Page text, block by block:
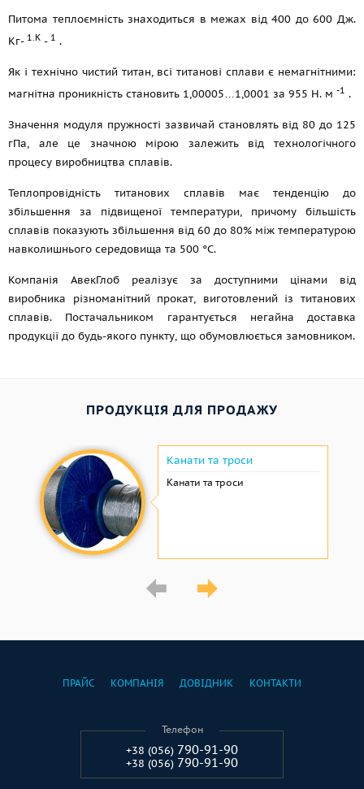
Питома теплоємність знаходиться в межах від 400 до 600 Дж.
Кг- 1.K - 1 .
Як і технічно чистий титан, всі титанові сплави є немагнітними:
магнітна проникність становить 1,00005…1,0001 за 955 H. м -1 .
Значення модуля пружності зазвичай становлять від 80 до 125
гПа, але це значною мірою залежить від технологічного
процесу виробництва сплавів.
Теплопровідність титанових сплавів має тенденцію до
збільшення за підвищеної температури, причому більшість
сплавів показують збільшення від 60 до 80% між температурою
навколишнього середовища та 500 °C.
Компанія АвекГлоб реалізує за доступними цінами від
виробника різноманітний прокат, виготовлений із титанових
сплавів. Постачальником гарантується негайна доставка
продукції до будь-якого пункту, що обумовлюється замовником.
ПРОДУКЦІЯ ДЛЯ ПРОДАЖУ
Канати та троси
Канати та троси
ПРАЙС КОМПАНІЯ ДОВІДНИК КОНТАКТИ
Телефон
+38 (056) 790-91-90
+38 (056) 790-91-90